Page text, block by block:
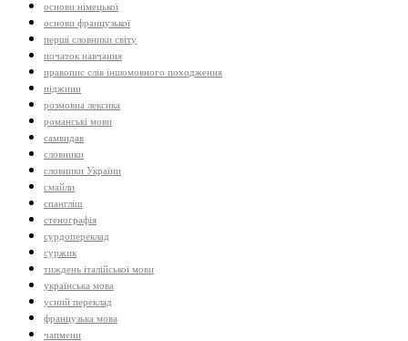
основи німецької
основи французької
перші словники світу
початок навчання
правопис слів іншомовного походження
піджини
розмовна лексика
романські мови
самвидав
словники
словники України
смайли
спангліш
стенографія
сурдопереклад
суржик
тиждень італійської мови
українська мова
усний переклад
французька мова
чапмени